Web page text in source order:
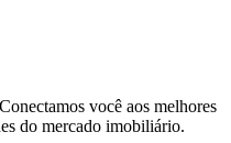
você aos melhores
do mercado imobiliário.